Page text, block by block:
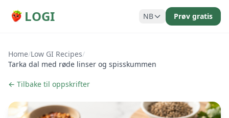
LOGI NB Prøv gratis
Home/Low GI Recipes/
Tarka dal med røde linser og spisskummen
← Tilbake til oppskrifter